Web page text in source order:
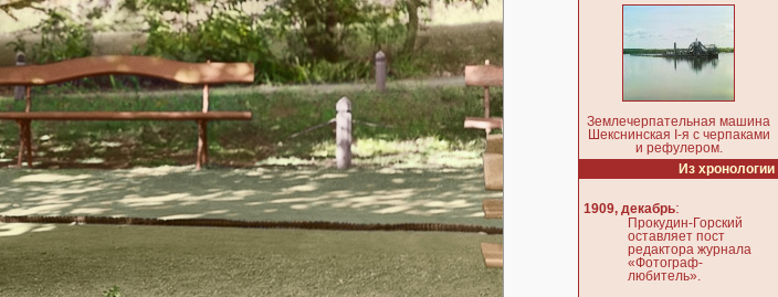
Землечерпательная машина
Шекснинская I-я с черпаками
и рефулером.
Из хронологии
1909, декабрь:
Прокудин-Горский
оставляет пост
редактора журнала
«Фотограф-
любитель».